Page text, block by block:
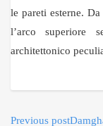
le pareti esterne.
l’arco superiore
architettonico
Previous post